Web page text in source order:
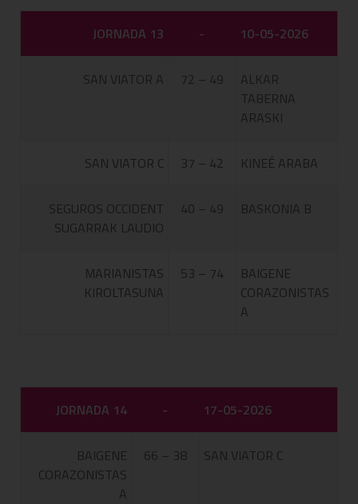
JORNADA 13 - 10-05-2026
SAN VIATOR A 72 – 49
ALKAR
TABERNA
ARASKI
SAN VIATOR C 37 – 42 KINEÉ ARABA
SEGUROS OCCIDENT
SUGARRAK LAUDIO
40 – 49 BASKONIA B
MARIANISTAS
KIROLTASUNA
53 – 74
BAIGENE
CORAZONISTAS
A
JORNADA 14 - 17-05-2026
BAIGENE
CORAZONISTAS
A
66 – 38 SAN VIATOR C